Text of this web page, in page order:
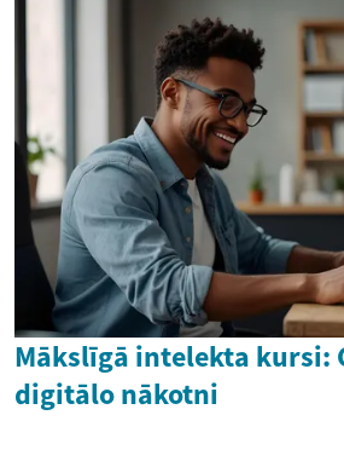
Mākslīgā intelekta kursi:
digitālo nākotni